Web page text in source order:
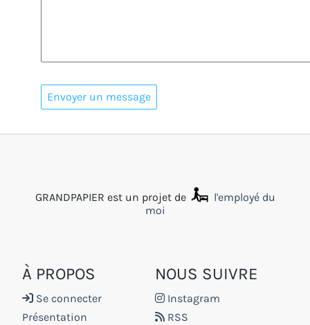
GRANDPAPIER est un projet de
l'employé du
moi
À PROPOS
Se connecter
Présentation
NOUS SUIVRE
Instagram
RSS